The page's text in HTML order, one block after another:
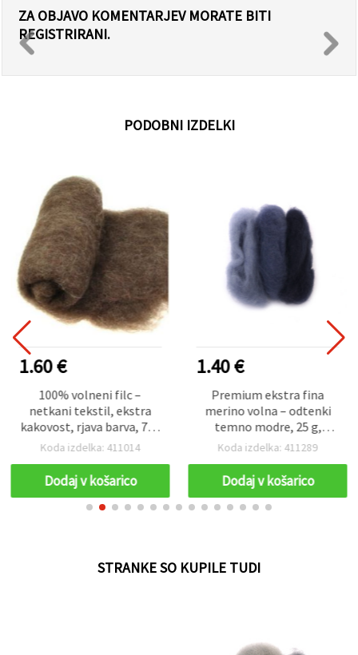
ZA OBJAVO KOMENTARJEV MORATE BITI
REGISTRIRANI.
PODOBNI IZDELKI
1.60 €
100% volneni filc –
netkani tekstil, ekstra
kakovost, rjava barva, 700
x 600 mm – 50 g, za hobi
Koda izdelka: 411014
Dodaj v košarico
1.40 €
Premium ekstra fina
merino volna – odtenki
temno modre, 25 g,
idealna za polstenje
tkanine
Koda izdelka: 411289
Dodaj v košarico
STRANKE SO KUPILE TUDI